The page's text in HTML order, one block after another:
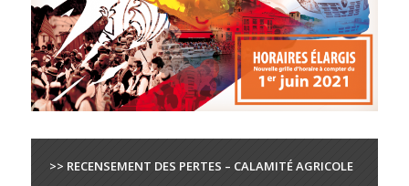
>> RECENSEMENT DES PERTES – CALAMITÉ AGRICOLE